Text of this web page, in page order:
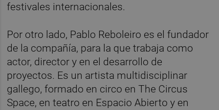
festivales internacionales.
Por otro lado, Pablo Reboleiro es el fundador
de la compañía, para la que trabaja como
actor, director y en el desarrollo de
proyectos. Es un artista multidisciplinar
gallego, formado en circo en The Circus
Space, en teatro en Espacio Abierto y en